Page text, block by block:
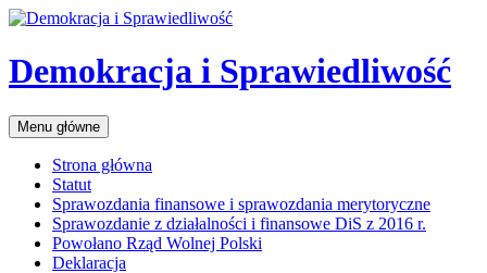
Przejdź
treści
Demokracja i Sprawiedliwość
Szukaj
Menu główne
Strona główna
Statut
Sprawozdania finansowe i sprawozdania merytoryczne
Sprawozdanie z działalności i finansowe DiS z 2016 r.
Powołano Rząd Wolnej Polski
Deklaracja